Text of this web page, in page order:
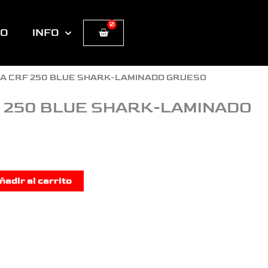
INFO
0
Cart
CRF 250 BLUE SHARK-LAMINADO GRUESO
250 BLUE SHARK-LAMINADO
al carrito